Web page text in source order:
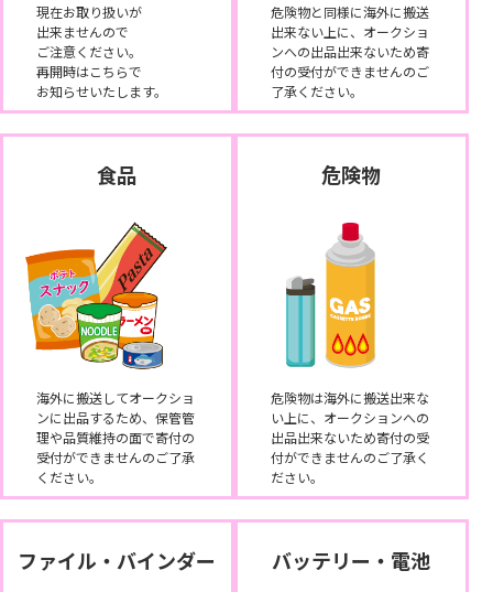
現在お取り扱いが
出来ませんので
ご注意ください。
再開時はこちらで
お知らせいたします。
危険物と同様に海外に搬送
出来ない上に、オークショ
ンへの出品出来ないため寄
付の受付ができませんのご
了承ください。
食品
海外に搬送してオークショ
ンに出品するため、保管管
理や品質維持の面で寄付の
受付ができませんのご了承
ください。
危険物
危険物は海外に搬送出来な
い上に、オークションへの
出品出来ないため寄付の受
付ができませんのご了承く
ださい。
ファイル・バインダー バッテリー・電池